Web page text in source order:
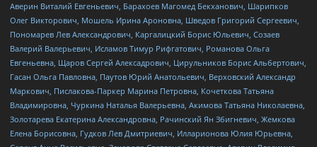
Аверин Виталий Евгеньевич, Барахоев Магомед Бекханович, Шарипков
Олег Викторович, Мошель Ирина Ароновна, Шведов Григорий Сергеевич,
Пономарев Лев Александрович, Каргалицкий Борис Юльевич, Созаев
Валерий Валерьевич, Исламов Тимур Рифгатович, Романова Ольга
Евгеньевна, Щаров Сергей Алексадрович, Цирульников Борис Альбертович,
Гасан Ольга Павловна, Паутов Юрий Анатольевич, Верховский Александр
Маркович, Пислакова-Паркер Марина Петровна, Кочеткова Татьяна
Владимировна, Чуркина Наталья Валерьевна, Акимова Татьяна Николаевна,
Золотарева Екатерина Александровна, Рачинский Ян Збигневич, Жемкова
Елена Борисовна, Гудков Лев Дмитриевич, Илларионова Юлия Юрьевна,